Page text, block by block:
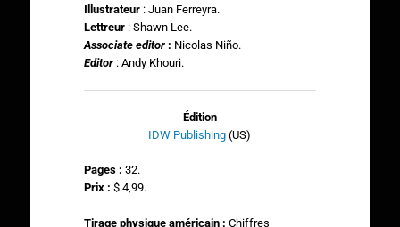
Illustrateur : Juan Ferreyra.
Lettreur : Shawn Lee.
Associate editor: Nicolas Niño.
Editor : Andy Khouri.
Édition
IDW Publishing (US)
Pages : 32.
Prix : $ 4,99.
Tirage physique américain : Chiffres